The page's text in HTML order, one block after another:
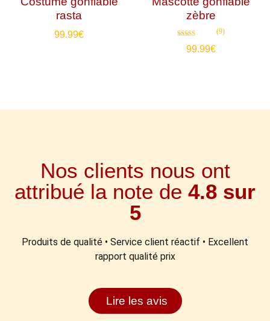
rasta
99.99€
zèbre
4.89
(9)
99.99€
Nos clients nous ont
attribué la note de 4.8 sur
5
Produits de qualité • Service client réactif • Excellent
rapport qualité prix
Lire les avis